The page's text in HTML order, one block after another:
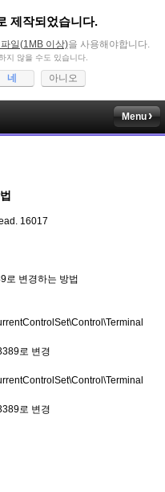
제작되었습니다.
일(1MB 이상)을 사용해야합니다.
지 않을 수도 있습니다.
네 아니오
Menu
16017
로 변경하는 방법
로 변경
로 변경